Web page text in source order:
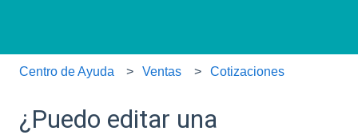
Centro de Ayuda Ventas Cotizaciones
¿Puedo editar una